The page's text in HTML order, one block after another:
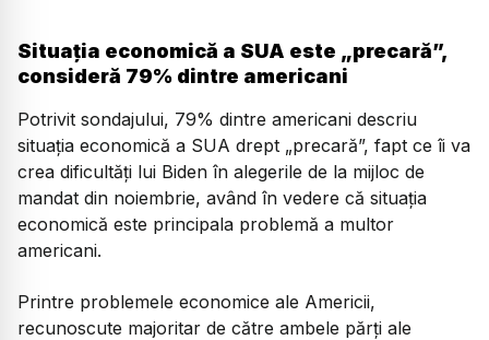
Situația economică a SUA este „precară”,
consideră 79% dintre americani
Potrivit sondajului, 79% dintre americani descriu
situația economică a SUA drept „precară”, fapt ce îi va
crea dificultăți lui Biden în alegerile de la mijloc de
mandat din noiembrie, având în vedere că situația
economică este principala problemă a multor
americani.
Printre problemele economice ale Americii,
recunoscute majoritar de către ambele părți ale